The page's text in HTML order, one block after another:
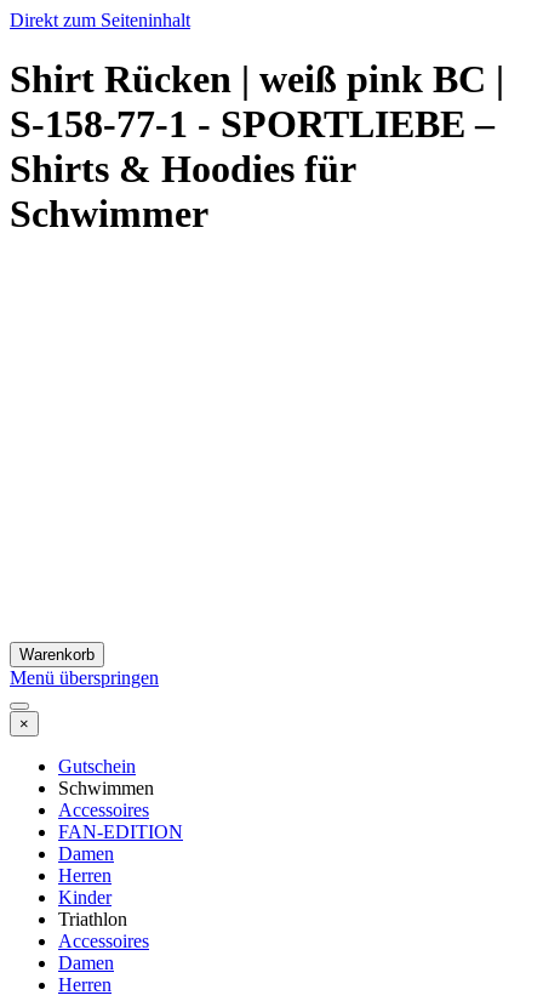
Direkt zum Seiteninhalt
Shirt Rücken | weiß pink BC |
S-158-77-1 - SPORTLIEBE –
Shirts & Hoodies für
Schwimmer
Warenkorb
Menü überspringen
×
Gutschein
Schwimmen
Accessoires
FAN-EDITION
Damen
Herren
Kinder
Triathlon
Accessoires
Damen
Herren